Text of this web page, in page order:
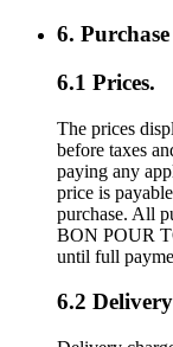
6.
6.1 Prices.
The prices
before taxes
paying any
price is
purchase. All
BON POUR
until full
6.2